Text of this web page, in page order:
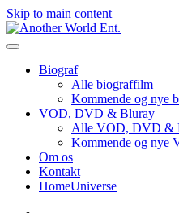
Skip to main content
Biograf
Alle biograffilm
Kommende og nye
VOD, DVD & Bluray
Alle VOD, DVD &
Kommende og
Om os
Kontakt
HomeUniverse